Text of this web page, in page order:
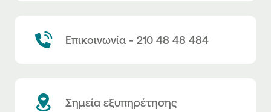
Επικοινωνία - 210 48 48 484
Σημεία εξυπηρέτησης